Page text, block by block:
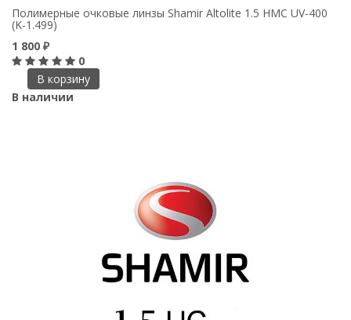
Полимерные очковые линзы Shamir Altolite 1.5 HMC UV-400
(K-1.499)
1 800 ₽
0
В корзину
В наличии